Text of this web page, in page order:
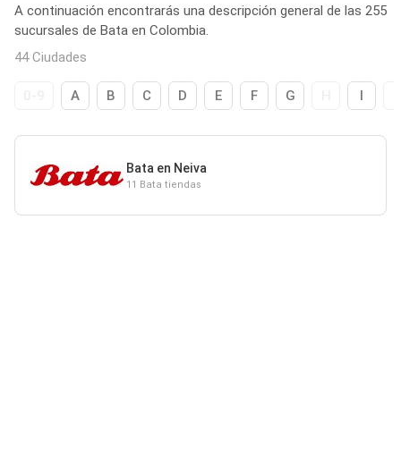
A continuación encontrarás una descripción general de las 255
sucursales de Bata en Colombia.
44 Ciudades
A B C D E F G I
Bata en Neiva
11 Bata tiendas